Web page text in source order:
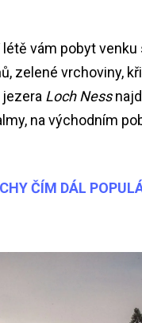
vám pobyt
zelené vrchoviny,
Loch Ness
na východním
ČÍM DÁL